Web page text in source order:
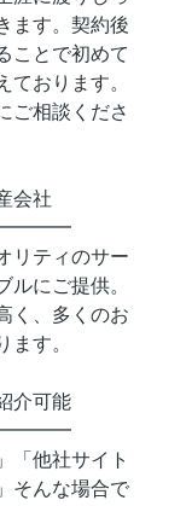
ます。契約後
ことで初めて
ております。
ご相談くださ
会社
リティのサー
ルにご提供。
く、多くのお
ます。
介可能
「他社サイト
そんな場合で